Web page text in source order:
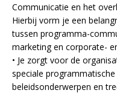
Communicatie en het
Hierbij vorm je een
tussen programma-
marketing en corporate-
• Je zorgt voor de
speciale
beleidsonderwerpen en